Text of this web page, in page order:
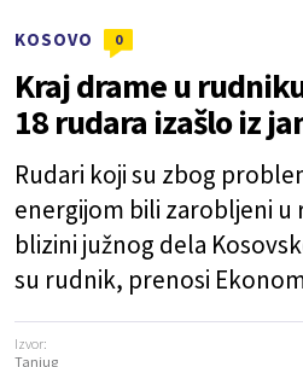
KOSOVO 0
Kraj drame u
18 rudara izašlo iz
Rudari koji su zbog
energijom bili zarobljeni
blizini južnog dela
su rudnik, prenosi
Izvor:
Tanjug